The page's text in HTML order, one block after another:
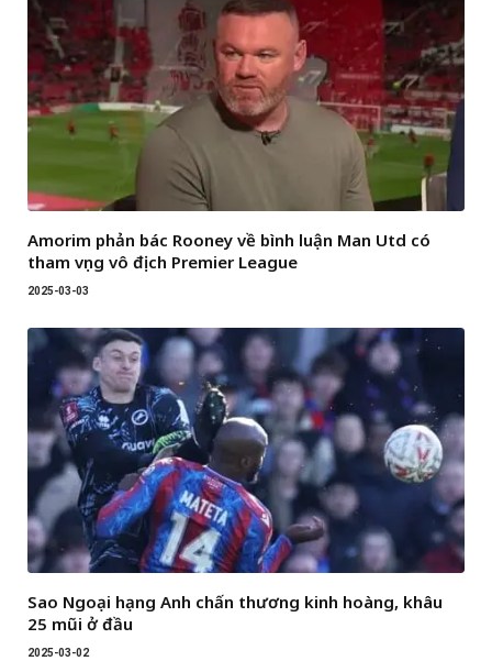
Amorim phản bác Rooney về bình luận Man Utd có
tham vọng vô địch Premier League
2025-03-03
Sao Ngoại hạng Anh chấn thương kinh hoàng, khâu
25 mũi ở đầu
2025-03-02